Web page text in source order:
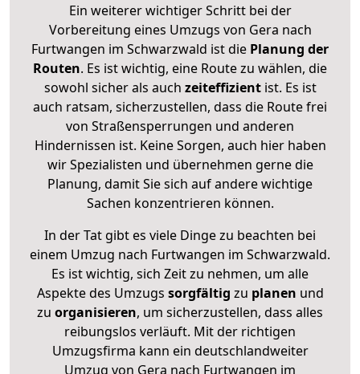
Ein weiterer wichtiger Schritt bei der
Vorbereitung eines Umzugs von Gera nach
Furtwangen im Schwarzwald ist die Planung der
Routen. Es ist wichtig, eine Route zu wählen, die
sowohl sicher als auch zeiteffizientist. Es ist
auch ratsam, sicherzustellen, dass die Route frei
von Straßensperrungen und anderen
Hindernissen ist. Keine Sorgen, auch hier haben
wir Spezialisten und übernehmen gerne die
Planung, damit Sie sich auf andere wichtige
Sachen konzentrieren können.
In der Tat gibt es viele Dinge zu beachten bei
einem Umzug nach Furtwangen im Schwarzwald.
Es ist wichtig, sich Zeit zu nehmen, um alle
Aspekte des Umzugs sorgfältig zu planen und
zu organisieren, um sicherzustellen, dass alles
reibungslos verläuft. Mit der richtigen
Umzugsfirma kann ein deutschlandweiter
Umzug von Gera nach Furtwangen im